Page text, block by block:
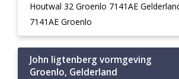
Houtwal 32 Groenlo 7141AE
7141AE Groenlo
John ligtenberg vormgeving
Groenlo, Gelderland